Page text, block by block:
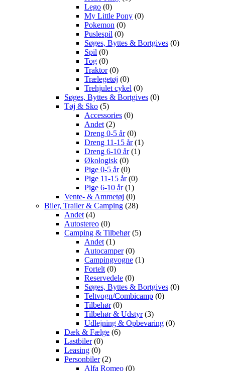
Lego (0)
My Little Pony (0)
Pokemon (0)
Puslespil (0)
Søges, Byttes & Bortgives (0)
Spil (0)
Tog (0)
Traktor(0)
Trælegetøj (0)
Trehjulet cykel (0)
Søges, Byttes & Bortgives (0)
Tøj & Sko (5)
Accessories (0)
Andet (2)
Dreng 0-5 år(0)
Dreng 11-15 år(1)
Dreng 6-10 år(1)
Økologisk (0)
Pige 0-5 år(0)
Pige 11-15 år(0)
Pige 6-10 år(1)
Vente- & Ammetøj (0)
Biler, Trailer & Camping (28)
Andet (4)
Autostereo (0)
Camping & Tilbehør(5)
Andet (1)
Autocamper(0)
Campingvogne (1)
Fortelt (0)
Reservedele (0)
Søges, Byttes & Bortgives (0)
Teltvogn/Combicamp (0)
Tilbehør(0)
Tilbehør & Udstyr(3)
Udlejning & Opbevaring (0)
Dæk & Fælge (6)
Lastbiler(0)
Leasing (0)
Personbiler(2)
Alfa Romeo (0)